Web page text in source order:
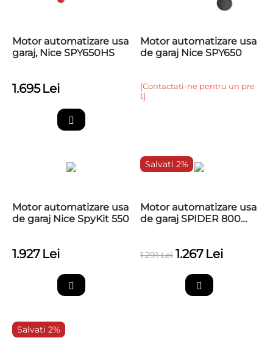
Motor automatizare usa
garaj, Nice SPY650HS
1.695 Lei
Motor automatizare usa
de garaj Nice SPY650
[Contactati-ne pentru un pre
t]
Motor automatizare usa
de garaj Nice SpyKit 550
1.927 Lei
Salvati 2%
Motor automatizare usa
de garaj SPIDER 800
1.291 Lei 1.267 Lei
Salvati 2%